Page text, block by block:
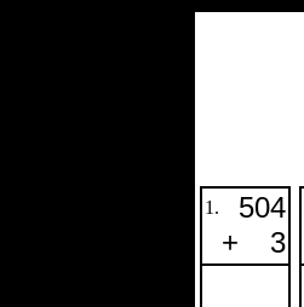
1.
504
+
3